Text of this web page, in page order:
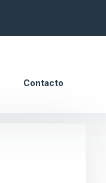
Contacto